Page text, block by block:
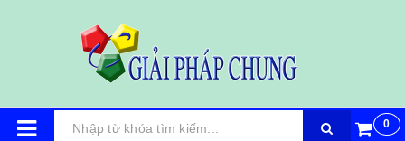
0